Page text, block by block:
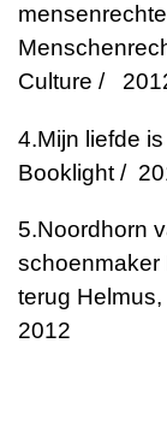
Culture /
4.Mijn liefde
Booklight /
5.Noordhorn
schoenmaker
terug
2012